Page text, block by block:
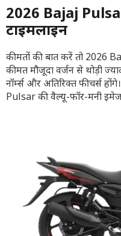
2026 Bajaj
टाइमलाइन
कीमतों की बात करें तो 2026
कीमत मौजूदा वर्जन से थोड़ी
नॉर्म्स और अतिरिक्त फीचर्स
Pulsar की वैल्यू-फॉर-मनी इमेज